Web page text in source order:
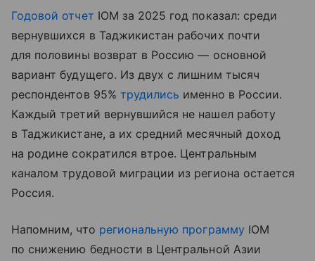
Годовой отчет IOM за 2025 год показал: среди
вернувшихся в Таджикистан рабочих почти
для половины возврат в Россию — основной
вариант будущего. Из двух с лишним тысяч
респондентов 95% трудились именно в России.
Каждый третий вернувшийся не нашел работу
в Таджикистане, а их средний месячный доход
на родине сократился втрое. Центральным
каналом трудовой миграции из региона остается
Россия.
Напомним, что региональную программу IOM
по снижению бедности в Центральной Азии